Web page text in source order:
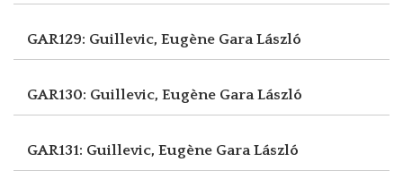
GAR129: Guillevic, Eugène Gara László
GAR130: Guillevic, Eugène Gara László
GAR131: Guillevic, Eugène Gara László